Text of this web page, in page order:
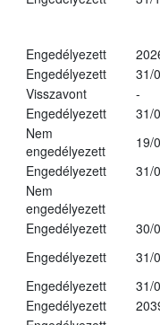
Engedélyezett
Engedélyezett
31/
Visszavont
-
Engedélyezett
31/
Nem
engedélyezett
19/
Engedélyezett
31/
Nem
engedélyezett
Engedélyezett
30/
Engedélyezett
31/
Engedélyezett
31/
Engedélyezett